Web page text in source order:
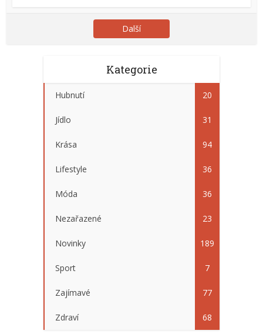
Další
Kategorie
Hubnutí 20
Jídlo 31
Krása 94
Lifestyle 36
Móda 36
Nezařazené 23
Novinky 189
Sport 7
Zajímavé 77
Zdraví 68